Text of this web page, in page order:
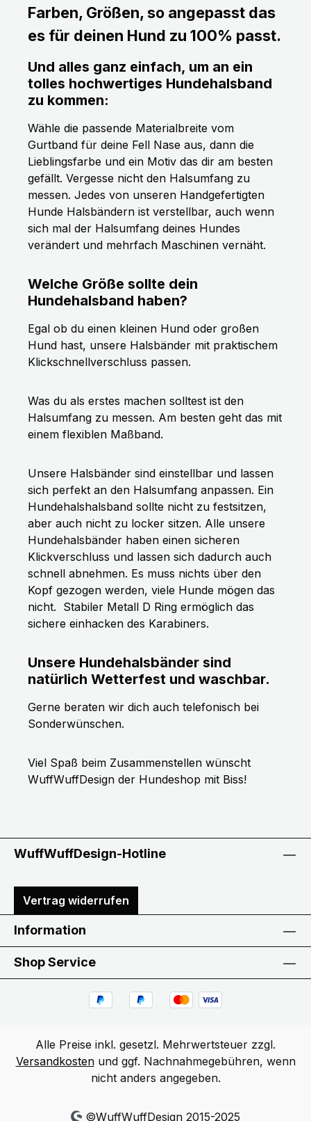
Farben, Größen, so angepasst das
es für deinen Hund zu 100% passt.
Und alles ganz einfach, um an ein
tolles hochwertiges Hundehalsband
zu kommen:
Wähle die passende Materialbreite vom
Gurtband für deine Fell Nase aus, dann die
Lieblingsfarbe und ein Motiv das dir am besten
gefällt. Vergesse nicht den Halsumfang zu
messen. Jedes von unseren Handgefertigten
Hunde Halsbändern ist verstellbar, auch wenn
sich mal der Halsumfang deines Hundes
verändert und mehrfach Maschinen vernäht.
Welche Größe sollte dein
Hundehalsband haben?
Egal ob du einen kleinen Hund oder großen
Hund hast, unsere Halsbänder mit praktischem
Klickschnellverschluss passen.
Was du als erstes machen solltest ist den
Halsumfang zu messen. Am besten geht das mit
einem flexiblen Maßband.
Unsere Halsbänder sind einstellbar und lassen
sich perfekt an den Halsumfang anpassen. Ein
Hundehalshalsband sollte nicht zu festsitzen,
aber auch nicht zu locker sitzen. Alle unsere
Hundehalsbänder haben einen sicheren
Klickverschluss und lassen sich dadurch auch
schnell abnehmen. Es muss nichts über den
Kopf gezogen werden, viele Hunde mögen das
nicht. Stabiler Metall D Ring ermöglich das
sichere einhacken des Karabiners.
Unsere Hundehalsbänder sind
natürlich Wetterfest und waschbar.
Gerne beraten wir dich auch telefonisch bei
Sonderwünschen.
Viel Spaß beim Zusammenstellen wünscht
WuffWuffDesign der Hundeshop mit Biss!
WuffWuffDesign-Hotline
Vertrag widerrufen
Information
Shop Service
Alle Preise inkl. gesetzl. Mehrwertsteuer zzgl.
Versandkostenund ggf. Nachnahmegebühren, wenn
nicht anders angegeben.
©WuffWuffDesign 2015-2025